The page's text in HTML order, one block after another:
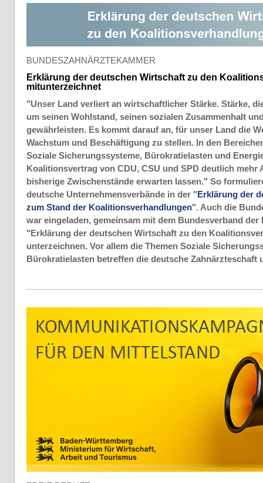
BUNDESZAHNÄRZTEKAMMER
Erklärung der deutschen Wirtschaft zu den
mitunterzeichnet
"Unser Land verliert an wirtschaftlicher Stärke. Stärke,
um seinen Wohlstand, seinen sozialen Zusammenhalt
gewährleisten. Es kommt darauf an, für unser Land die
Wachstum und Beschäftigung zu stellen. In den
Soziale Sicherungssysteme, Bürokratielasten und
Koalitionsvertrag von CDU, CSU und SPD deutlich mehr
bisherige Zwischenstände erwarten lassen." So
deutsche Unternehmensverbände in der "Erklärung der
zum Stand der Koalitionsverhandlungen". Auch die
war eingeladen, gemeinsam mit dem Bundesverband der
"Erklärung der deutschen Wirtschaft zu den
unterzeichnen. Vor allem die Themen Soziale
Bürokratielasten betreffen die deutsche Zahnärzteschaft